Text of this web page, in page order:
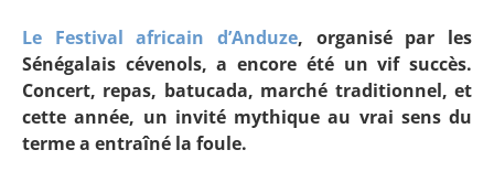
Le Festival africain d’Anduze, organisé par les
Sénégalais cévenols, a encore été un vif succès.
Concert, repas, batucada, marché traditionnel, et
cette année, un invité mythique au vrai sens du
terme a entraîné la foule.